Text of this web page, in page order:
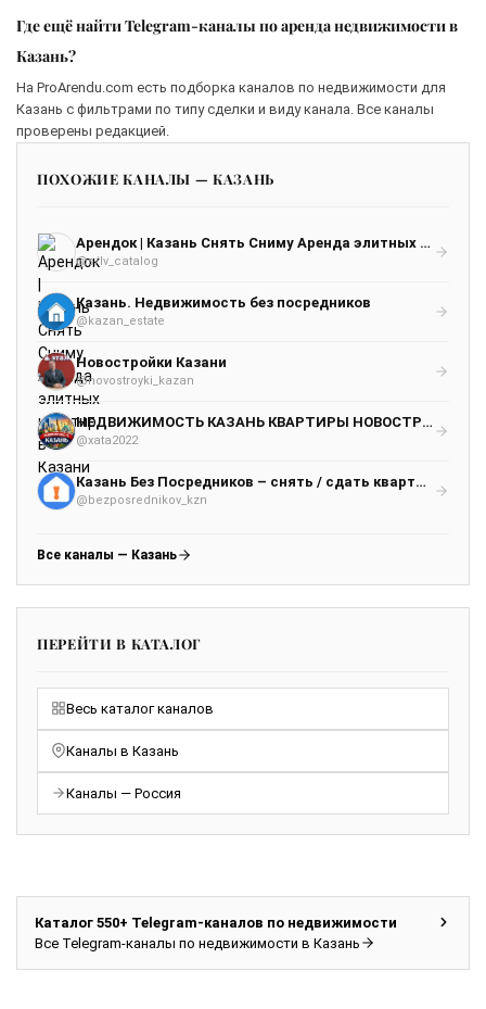
Где ещё найти Telegram-каналы по аренда недвижимости в
Казань?
На ProArendu.com есть подборка каналов по недвижимости для
Казань с фильтрами по типу сделки и виду канала. Все каналы
проверены редакцией.
ПОХОЖИЕ КАНАЛЫ — КАЗАНЬ
Арендок | Казань Снять Сниму Аренда элитных квартир в Казани
@s/lv_catalog
Казань. Недвижимость без посредников
@kazan_estate
Новостройки Казани
@novostroyki_kazan
НЕДВИЖИМОСТЬ КАЗАНЬ КВАРТИРЫ НОВОСТРОЙКИ АРЕНДА ЖИЛЬЕ КВАРТИРЫ ДОМА КУПИТЬ ПРОДАТЬ ИНВЕСТИЦИИ ОБЗОРЫ ЦЕНЫ
@xata2022
Казань Без Посредников – снять / сдать квартиру / комнату
@bezposrednikov_kzn
Все каналы — Казань
ПЕРЕЙТИ В КАТАЛОГ
Весь каталог каналов
Каналы в Казань
Каналы — Россия
Каталог 550+ Telegram-каналов по недвижимости
Все Telegram-каналы по недвижимости в Казань